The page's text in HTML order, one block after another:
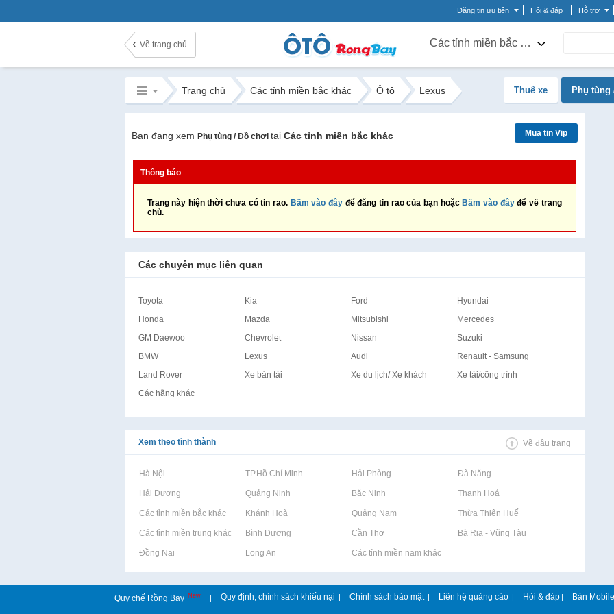
Đăng tin ưu tiên Hỏi & đáp Hỗ trợ
Về trang chủ Các tỉnh miền bắc khác
Trang chủ Các tỉnh miền bắc khác Ô tô Lexus Thuê xe Phụ
Bạn đang xem Phụ tùng / Đồ chơi tại Các tỉnh miền bắc khác Mua tin Vip
Thông báo
Trang này hiện thời chưa có tin rao. Bấm vào đây để đăng tin rao của bạn hoặc Bấm vào đâyđể về trang
chủ.
Các chuyên mục liên quan
Toyota Kia Ford
Hyundai
Honda
Mazda Mitsubishi
Mercedes
GM Daewoo
Chevrolet Nissan
Suzuki
BMW
Lexus Audi
Renault - Samsung
Land Rover
Xe bán tải Xe du lịch/ Xe khách
Xe tải/công trình
Các hãng khác
Xem theo tỉnh thành Về đầu trang
Rao vặt tại Hà Nội Rao vặt tại TP.Hồ Chí Minh Rao vặt tại Hải Phòng Rao vặt tại Đà Nẵng
Rao vặt tại Hải Dương Rao vặt tại Quảng Ninh Rao vặt tại Bắc Ninh Rao vặt tại Thanh Hoá
Rao vặt tại Các tỉnh miền bắc khácRao vặt tại Khánh Hoà Rao vặt tại Quảng Nam Rao vặt tại Thừa Thiên Huế
Rao vặt tại Các tỉnh miền trung khácRao vặt tại Bình Dương Rao vặt tại Cần Thơ Rao vặt tại Bà Rịa - Vũng Tàu
Rao vặt tại Đồng Nai Rao vặt tại Long An Rao vặt tại Các tỉnh miền nam khác
Quy chế Rồng Bay New | Quy định, chính sách khiếu nại | Chính sách bảo mật | Liên hệ quảng cáo | Hỏi & đáp | Bản Mobile